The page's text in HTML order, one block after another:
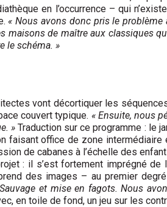
en l’occurrence – qui
« Nous avons donc pris le problème
maisons de maître aux classiques
le schéma. »
vont décor­tiquer les
couvert typique. « Ensuite, nous
»Traduction sur ce programme : le
faisant office de zone
de cabanes à l’échelle des
: il s’est fortement imprégné
des images – au premier
et mise en fagots. Nous
en toile de fond, un jeu sur les